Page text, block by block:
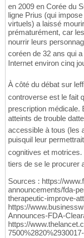
en 2009 en Corée du
ligne Prius (qui
virtuels) a laissé
prématurément, car
nourrir leurs
coréen de 32 ans qui
Internet environ cinq
À côté du débat sur
controverse est le fait
prescription médicale.
atteints de trouble
accessible à tous (les
puisquil leur
cognitives et motrices.
tiers de se le procurer
Sources : https://
announcements/fda-
therapeutic-improve-
https://
Announces-FDA-
https://